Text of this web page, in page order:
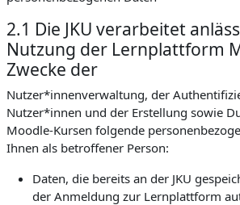
2.1 Die JKU verarbeitet
Nutzung der Lernplattform
Zwecke der
Nutzer*innenverwaltung, der
Nutzer*innen und der Erstellung sowie
Moodle-Kursen folgende
Ihnen als betroffener Person:
Daten, die bereits an der JKU
der Anmeldung zur Lernplattform